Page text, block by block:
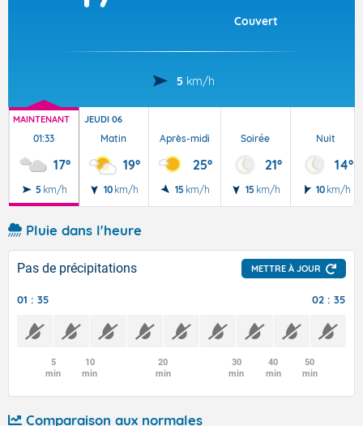
Couvert
5 km/h
MAINTENANT
01:33
17°
5 km/h
JEUDI 06
Matin
19°
10 km/h
Après-midi
25°
15 km/h
Soirée
21°
15 km/h
Nuit
14°
10 km/h
Pluie dans l'heure
Pas de précipitations METTRE À JOUR
01 : 35 02 : 35
5
min
10
min
20
min
30
min
40
min
50
min
Comparaison aux normales